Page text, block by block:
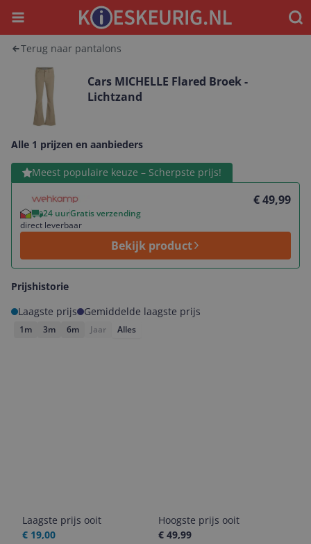
Menu
Terug naar pantalons
Cars MICHELLE Flared Broek -
Lichtzand
Alle 1 prijzen en aanbieders
Meest populaire keuze – Scherpste prijs!
€ 49,99
24 uurGratis verzending
direct leverbaar
Bekijk product
Bekijk product
Prijshistorie
Laagste prijs
Gemiddelde laagste prijs
1m 3m 6m Jaar Alles
Laagste prijs ooit
€ 19,00
Hoogste prijs ooit
€ 49,99